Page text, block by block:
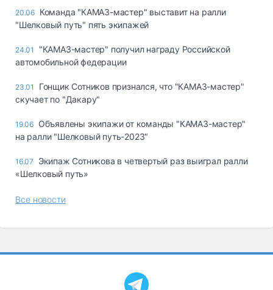
запчасти, шины
20.06 Команда "КАМАЗ-мастер" выставит на ралли
"Шелковый путь" пять экипажей
24.01
"КАМАЗ-мастер" получил награду Российской
автомобильной федерации
23.01
Гонщик Сотников признался, что "КАМАЗ-мастер"
скучает по "Дакару"
19.06 Объявлены экипажи от команды "КАМАЗ-мастер"
на ралли "Шелковый путь-2023"
16.07
Экипаж Сотникова в четвертый раз выиграл ралли
«Шелковый путь»
Все новости